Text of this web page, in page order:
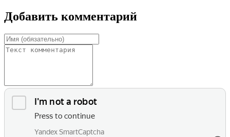
Добавить комментарий